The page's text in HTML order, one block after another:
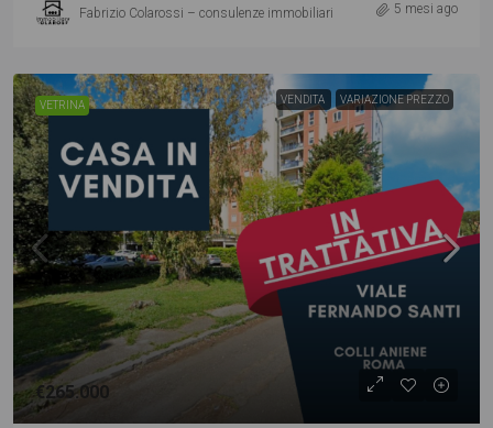
Fabrizio Colarossi – consulenze immobiliari 5 mesi ago
VETRINA VENDITA VARIAZIONE PREZZO
€265.000